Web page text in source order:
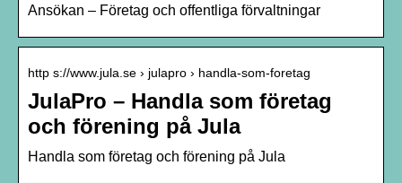
Ansökan – Företag och offentliga förvaltningar
http s://www.jula.se › julapro › handla-som-foretag
JulaPro – Handla som företag
och förening på Jula
Handla som företag och förening på Jula